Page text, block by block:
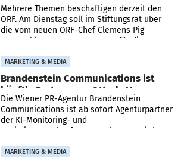
Mehrere Themen beschäftigen derzeit den
ORF. Am Dienstag soll im Stiftungsrat über
die vom neuen ORF-Chef Clemens Pig
vorgeschlagenen Besetzungen für die
MARKETING & MEDIA
Brandenstein Communications ist
künftig Partner von OtterlyAI
Die Wiener PR-Agentur Brandenstein
Communications ist ab sofort Agenturpartner
der KI-Monitoring- und
Optimierungsplattform OtterlyAI. Damit baut
MARKETING & MEDIA